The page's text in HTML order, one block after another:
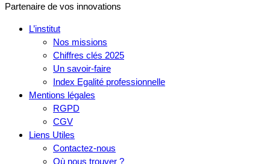
Partenaire de vos innovations
L’institut
Nos missions
Chiffres clés 2025
Un savoir-faire
Index Egalité professionnelle
Mentions légales
RGPD
CGV
Liens Utiles
Contactez-nous
Où nous trouver ?